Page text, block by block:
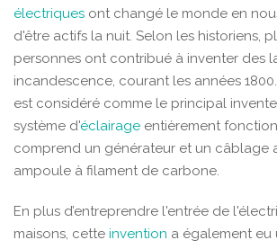
électriques ont changé le monde en
d'être actifs la nuit. Selon les historiens,
personnes ont contribué à inventer des
incandescence, courant les années
est considéré comme le principal
système d'éclairage entièrement
comprend un générateur et un câblage
ampoule à filament de carbone.
En plus d’entreprendre l'entrée de
maisons, cette invention a également eu